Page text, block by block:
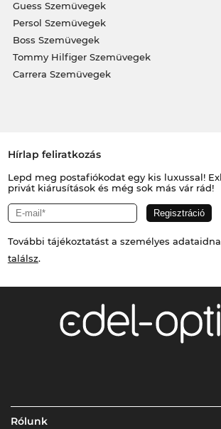
Guess Szemüvegek
Persol Szemüvegek
Boss Szemüvegek
Tommy Hilfiger Szemüvegek
Carrera Szemüvegek
Hírlap feliratkozás
Lepd meg postafiókodat egy kis luxussal!
privát kiárusítások és még sok más vár rád!
További tájékoztatást a személyes
találsz.
Rólunk